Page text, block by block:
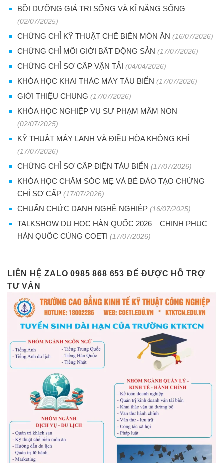
BỒI DƯỠNG GIÁ TRỊ SỐNG VÀ KĨ NĂNG SỐNG
(02/07/2025)
CHỨNG CHỈ KỸ THUẬT CHẾ BIẾN MÓN ĂN (16/07/2026)
CHỨNG CHỈ MÔI GIỚI BẤT ĐỘNG SẢN (17/07/2026)
CHỨNG CHỈ SƠ CẤP VẬN TẢI (04/04/2026)
KHÓA HỌC KHAI THÁC MÁY TÀU BIỂN (17/07/2026)
GIỚI THIỆU CHUNG (17/07/2026)
KHÓA HỌC NGHIỆP VỤ SƯ PHẠM MẦM NON
(02/07/2025)
KỸ THUẬT MÁY LẠNH VÀ ĐIỀU HÒA KHÔNG KHÍ
(17/07/2026)
CHỨNG CHỈ SƠ CẤP ĐIỆN TÀU BIỂN (17/07/2026)
KHÓA HỌC CHĂM SÓC MẸ VÀ BÉ ĐÀO TẠO CHỨNG
CHỈ SƠ CẤP (17/07/2026)
CHUẨN CHỨC DANH NGHỀ NGHIỆP (16/07/2025)
TALKSHOW DU HỌC HÀN QUỐC 2026 – CHINH PHỤC
HÀN QUỐC CÙNG COETI (17/07/2026)
LIÊN HỆ ZALO 0985 868 653 ĐỂ ĐƯỢC HỖ TRỢ
TƯ VẤN